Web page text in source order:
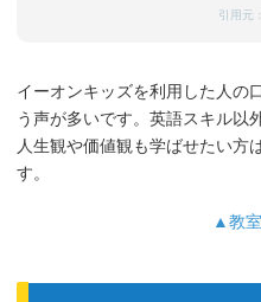
引用元：
イーオンキッズを利用した人の
う声が多いです。英語スキル以
人生観や価値観も学ばせたい方
す。
▲教